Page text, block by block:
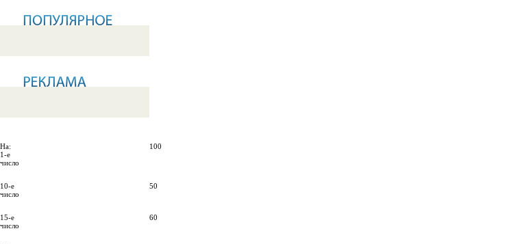
На:
1-е
число
100
10-е
число
50
15-е
число
60